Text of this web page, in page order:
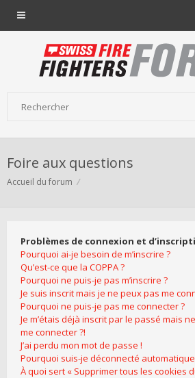
Foire aux questions
Accueil du forum
Problèmes de connexion et
Pourquoi ai-je besoin de m’inscrire ?
Qu’est-ce que la COPPA ?
Pourquoi ne puis-je pas m’inscrire ?
Je suis inscrit mais je ne peux pas me
Pourquoi ne puis-je pas me connecter ?
Je m’étais déjà inscrit par le passé mais
me connecter ?!
J’ai perdu mon mot de passe !
Pourquoi suis-je déconnecté
À quoi sert « Supprimer tous les cookies